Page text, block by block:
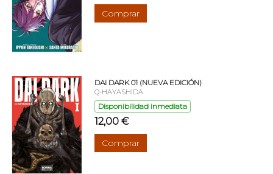
Comprar
DAI DARK 01 (NUEVA EDICIÓN)
Q-HAYASHIDA
Disponibilidad inmediata
12,00 €
Comprar